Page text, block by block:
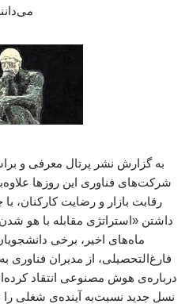
به گزارش نشر پرتال معرفی و
شرکت‌های فناوری این روزها
رقابت بازار و رضایت کارکنان،
داشتن «استراتژی مقابله با هو
ماه‌های اخیر، برخی
فارغ‌التحصیلی، از مدیران فناوری
درباره‌ی هوش مصنوعی انتقاد
نسل جدید نسبت‌به آینده‌ی شغلی